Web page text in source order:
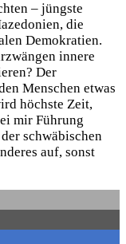
– jüngste
die
Demokratien.
innere
Der
Menschen etwas
höchste Zeit,
mir Führung
schwäbischen
auf, sonst